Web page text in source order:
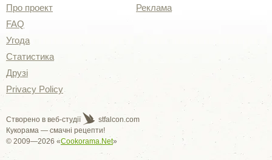
Про проект
FAQ
Угода
Статистика
Друзі
Privacy Policy
Реклама
Створено в веб-студії
stfalcon.com
Кукорама — смачні рецепти!
© 2009—2026 «Cookorama.Net»